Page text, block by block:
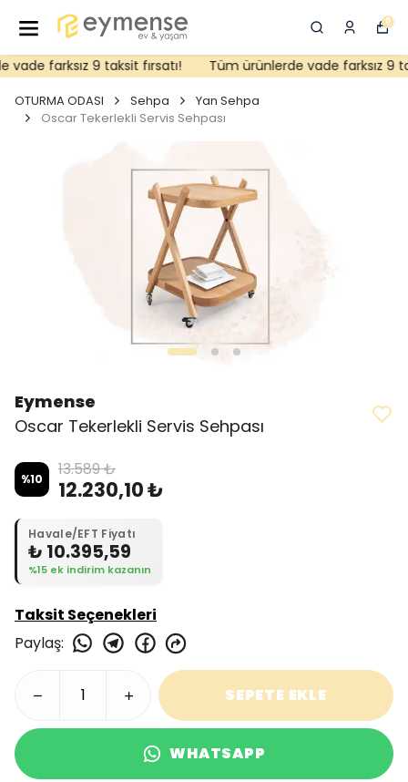
0
farksız 9 taksit fırsatı! Tüm ürünlerde vade farksız 9
OTURMA ODASI Sehpa
Yan Sehpa
Oscar Tekerlekli Servis Sehpası
Eymense
Oscar Tekerlekli Servis Sehpası
%10 13.589 ₺
12.230,10 ₺
Havale/EFT Fiyatı
₺ 10.395,59
%15 ek indirim kazanın
Taksit Seçenekleri
Paylaş:
SEPETE EKLE
WHATSAPP